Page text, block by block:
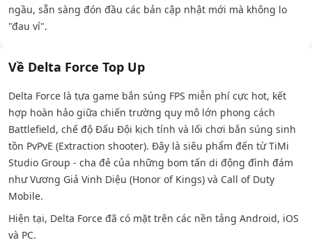
ngầu, sẵn sàng đón đầu các bản cập nhật mới mà không lo
"đau ví".
Về Delta Force Top Up
Delta Force là tựa game bắn súng FPS miễn phí cực hot, kết
hợp hoàn hảo giữa chiến trường quy mô lớn phong cách
Battlefield, chế độ Đấu Đội kịch tính và lối chơi bắn súng sinh
tồn PvPvE (Extraction shooter). Đây là siêu phẩm đến từ TiMi
Studio Group - cha đẻ của những bom tấn di động đình đám
như Vương Giả Vinh Diệu (Honor of Kings) và Call of Duty
Mobile.
Hiện tại, Delta Force đã có mặt trên các nền tảng Android, iOS
và PC.